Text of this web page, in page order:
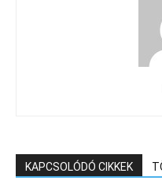
KAPCSOLÓDÓ CIKKEK